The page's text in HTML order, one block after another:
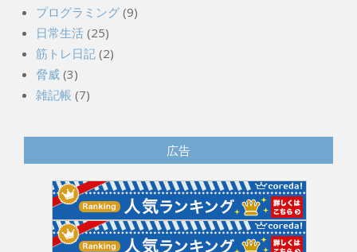
日常生活 (25)
筋トレ日記(2)
脅威 (3)
雑記帳(7)